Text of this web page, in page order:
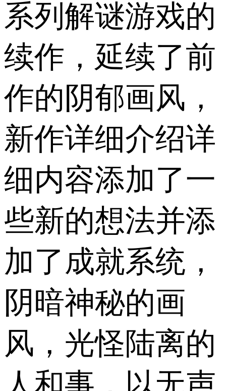
系列解谜游戏的
续作，延续了前
作的阴郁画风，
新作详细介绍详
细内容添加了一
些新的想法并添
加了成就系统，
阴暗神秘的画
风，光怪陆离的
人和事，以无声